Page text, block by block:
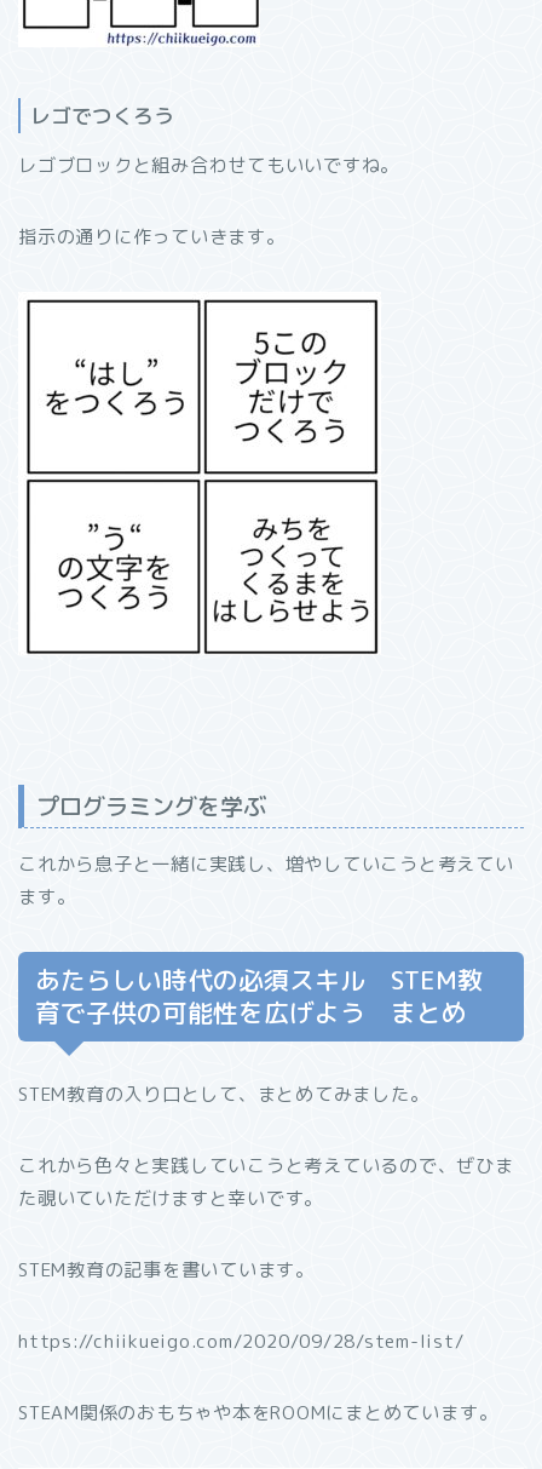
レゴでつくろう
レゴブロックと組み合わせてもいいですね。
指示の通りに作っていきます。
プログラミングを学ぶ
これから息子と一緒に実践し、増やしていこうと考えてい
ます。
あたらしい時代の必須スキル STEM教
育で子供の可能性を広げよう まとめ
STEM教育の入り口として、まとめてみました。
これから色々と実践していこうと考えているので、ぜひま
た覗いていただけますと幸いです。
STEM教育の記事を書いています。
https://chiikueigo.com/2020/09/28/stem-list/
STEAM関係のおもちゃや本をROOMにまとめています。